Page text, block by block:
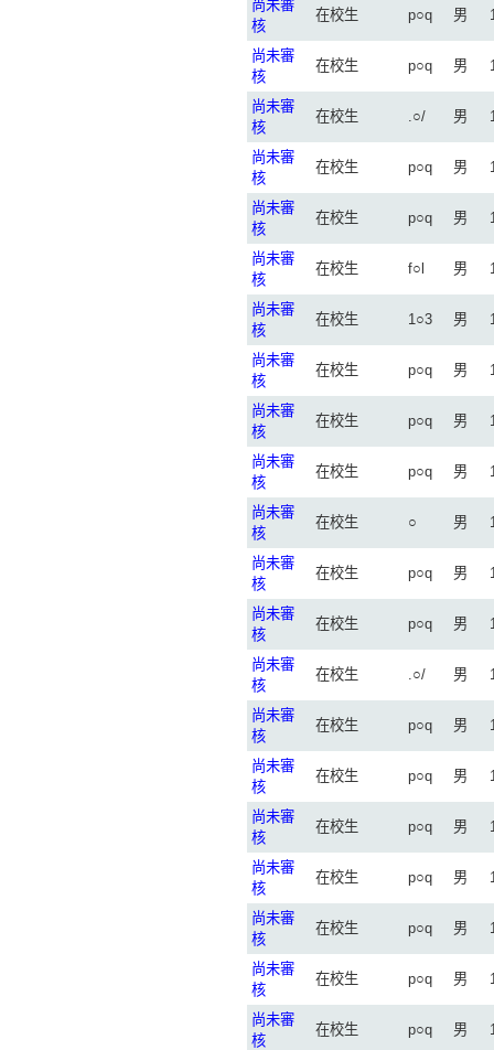
尚未審
核
在校生 p○q 男
尚未審
核
在校生 p○q 男
尚未審
核
在校生 .○/ 男
尚未審
核
在校生 p○q 男
尚未審
核
在校生 p○q 男
尚未審
核
在校生 f○l 男
尚未審
核
在校生 1○3 男
尚未審
核
在校生 p○q 男
尚未審
核
在校生 p○q 男
尚未審
核
在校生 p○q 男
尚未審
核
在校生 ○ 男
尚未審
核
在校生 p○q 男
尚未審
核
在校生 p○q 男
尚未審
核
在校生 .○/ 男
尚未審
核
在校生 p○q 男
尚未審
核
在校生 p○q 男
尚未審
核
在校生 p○q 男
尚未審
核
在校生 p○q 男
尚未審
核
在校生 p○q 男
尚未審
核
在校生 p○q 男
尚未審
核
在校生 p○q 男